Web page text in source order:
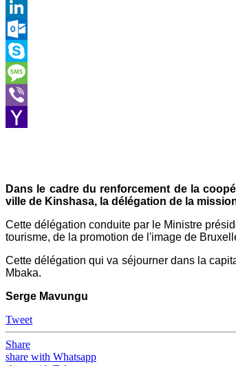
Gmail
LinkedIn
Outlook.com
Skype
Message
Viber
Dans le cadre du renforcement de la
ville de Kinshasa, la délégation de la
Cette délégation conduite par le Ministre
tourisme, de la promotion de l'image de
Cette délégation qui va séjourner dans la
Mbaka.
Serge Mavungu
Tweet
Share
share with Whatsapp